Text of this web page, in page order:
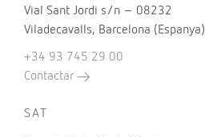
Vial Sant Jordi s/n – 08232
Viladecavalls, Barcelona (Espanya)
+34 93 745 29 00
Contactar
SAT